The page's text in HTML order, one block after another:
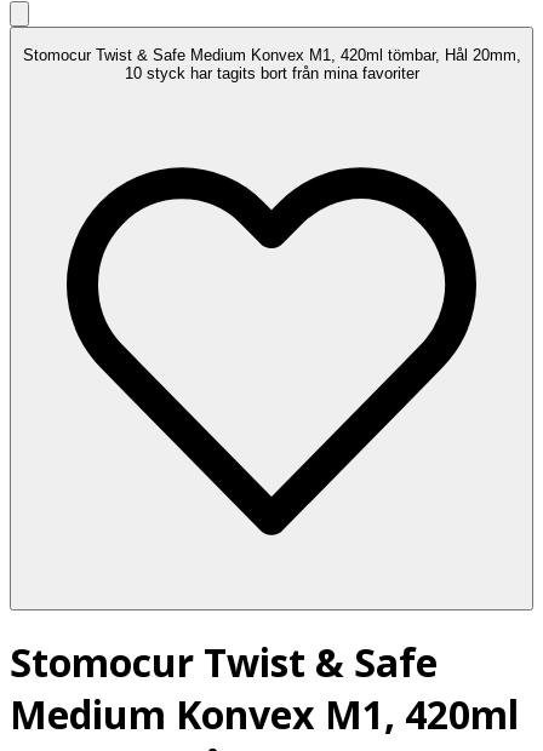
Stomocur Twist & Safe Medium Konvex M1, 420ml tömbar, Hål 20mm,
10 styck har tagits bort från mina favoriter
Stomocur Twist & Safe
Medium Konvex M1, 420ml